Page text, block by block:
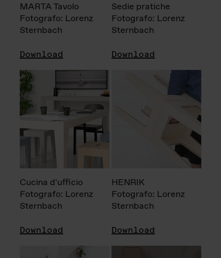
MARTA Tavolo
Fotografo: Lorenz
Sternbach
Download
Sedie pratiche
Fotografo: Lorenz
Sternbach
Download
Cucina d'ufficio
Fotografo: Lorenz
Sternbach
Download
HENRIK
Fotografo: Lorenz
Sternbach
Download